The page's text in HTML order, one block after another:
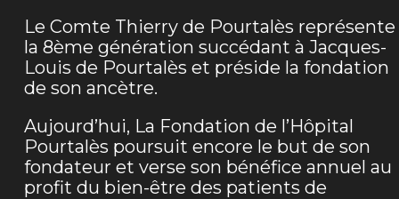
Le Comte Thierry de Pourtalès représente
la 8ème génération succédant à Jacques-
Louis de Pourtalès et préside la fondation
de son ancètre.
Aujourd’hui, La Fondation de l’Hôpital
Pourtalès poursuit encore le but de son
fondateur et verse son bénéfice annuel au
profit du bien-être des patients de